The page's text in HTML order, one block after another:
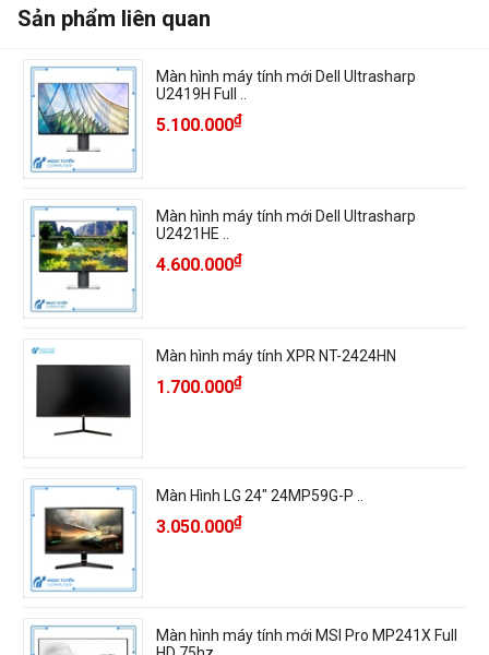
Sản phẩm liên quan
Màn hình máy tính mới Dell Ultrasharp
U2419H Full ..
5.100.000₫
Màn hình máy tính mới Dell Ultrasharp
U2421HE ..
4.600.000₫
Màn hình máy tính XPR NT-2424HN
1.700.000₫
Màn Hình LG 24" 24MP59G-P ..
3.050.000₫
Màn hình máy tính mới MSI Pro MP241X Full